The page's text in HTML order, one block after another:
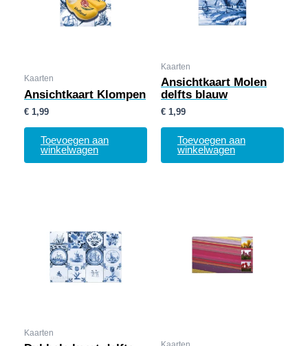
Kaarten
Ansichtkaart Klompen
€ 1,99
Toevoegen aan
winkelwagen
Kaarten
Ansichtkaart Molen
delfts blauw
€ 1,99
Toevoegen aan
winkelwagen
Kaarten